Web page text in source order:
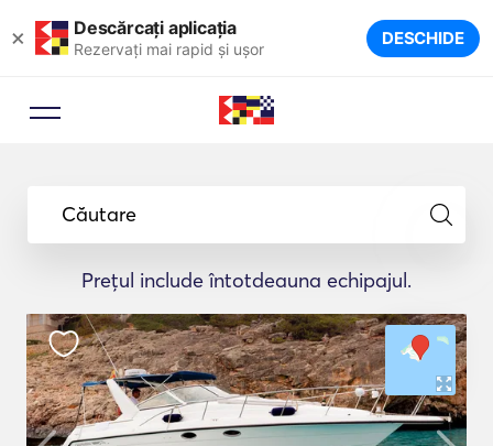
× Descărcați aplicația
Rezervați mai rapid și ușor DESCHIDE
Căutare
Prețul include întotdeauna echipajul.